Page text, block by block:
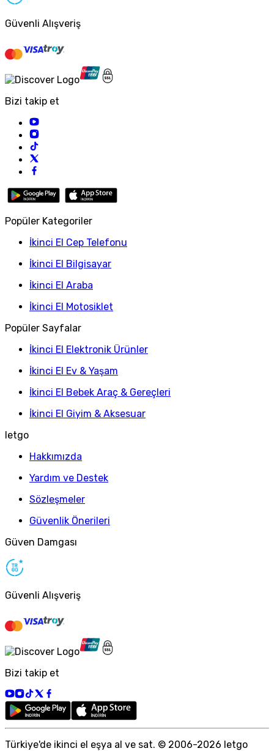
Güvenli Alışveriş
Bizi takip et
Popüler Kategoriler
İkinci El Cep Telefonu
İkinci El Bilgisayar
İkinci El Araba
İkinci El Motosiklet
Popüler Sayfalar
İkinci El Elektronik Ürünler
İkinci El Ev & Yaşam
İkinci El Bebek Araç & Gereçleri
İkinci El Giyim & Aksesuar
letgo
Hakkımızda
Yardım ve Destek
Sözleşmeler
Güvenlik Önerileri
Güven Damgası
Güvenli Alışveriş
Bizi takip et
Türkiye'de ikinci el eşya al ve sat. © 2006-2026 letgo